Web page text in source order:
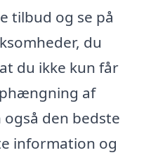
tilbud og se på
du
du ikke kun får
af
den bedste
information og